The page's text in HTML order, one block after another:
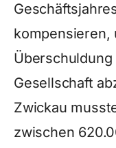
kompensieren,
Gesellschaft
Zwickau
zwischen